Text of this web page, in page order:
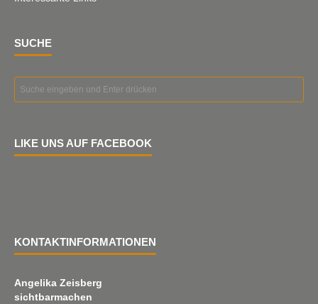
SUCHE
LIKE UNS AUF FACEBOOK
KONTAKTINFORMATIONEN
Angelika Zeisberg
sichtbarmachen